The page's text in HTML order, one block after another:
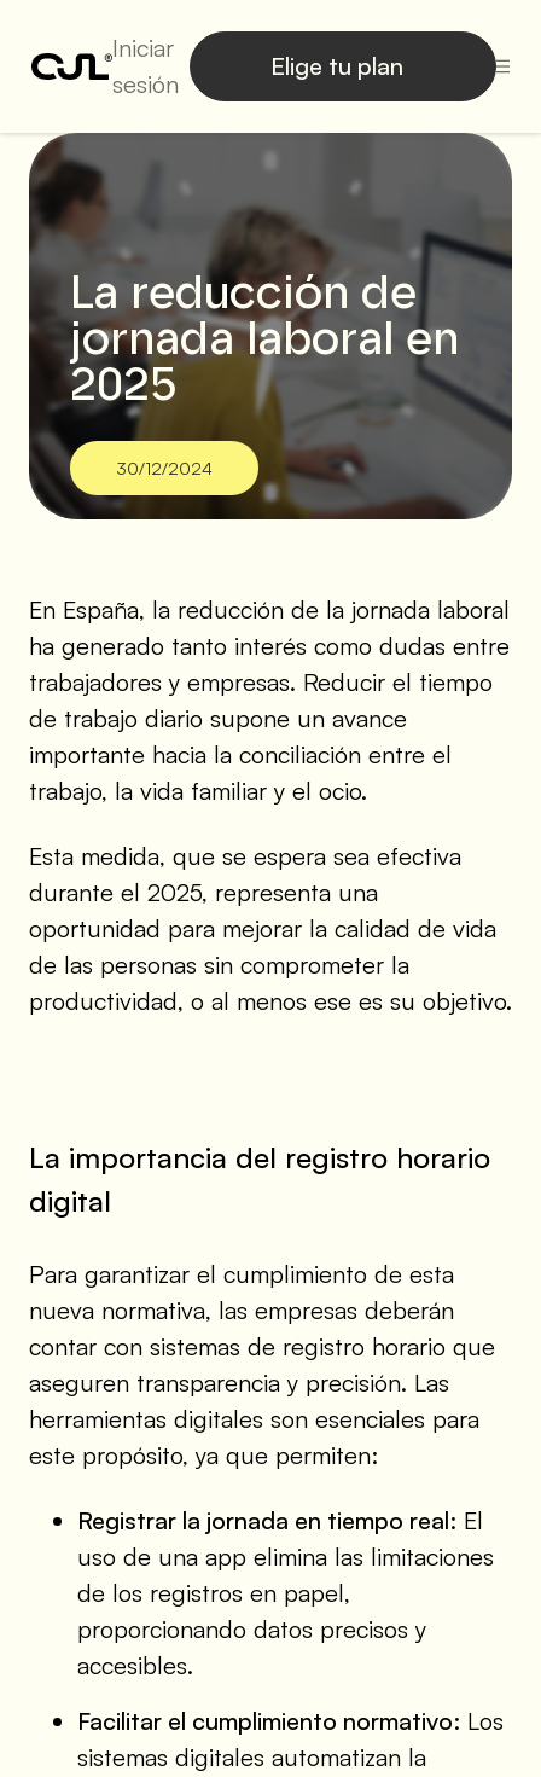
Iniciar
sesión
Elige tu plan
La reducción de
jornada laboral en
2025
30/12/2024
En España, la reducción de la jornada laboral
ha generado tanto interés como dudas entre
trabajadores y empresas. Reducir el tiempo
de trabajo diario supone un avance
importante hacia la conciliación entre el
trabajo, la vida familiar y el ocio.
Esta medida, que se espera sea efectiva
durante el 2025, representa una
oportunidad para mejorar la calidad de vida
de las personas sin comprometer la
productividad, o al menos ese es su objetivo.
La importancia del registro horario
digital
Para garantizar el cumplimiento de esta
nueva normativa, las empresas deberán
contar con sistemas de registro horario que
aseguren transparencia y precisión. Las
herramientas digitales son esenciales para
este propósito, ya que permiten:
Registrar la jornada en tiempo real: El
uso de una app elimina las limitaciones
de los registros en papel,
proporcionando datos precisos y
accesibles.
Facilitar el cumplimiento normativo: Los
sistemas digitales automatizan la